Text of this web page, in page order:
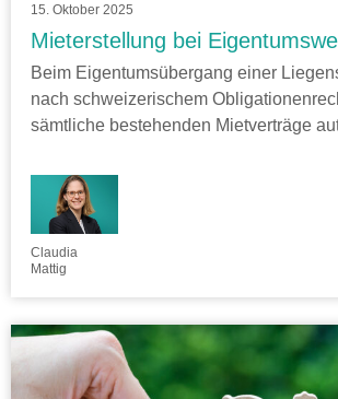
15. Oktober 2025
Mieterstellung bei
Beim Eigentumsübergang einer
nach schweizerischem
sämtliche bestehenden Mietverträge
Claudia
Mattig